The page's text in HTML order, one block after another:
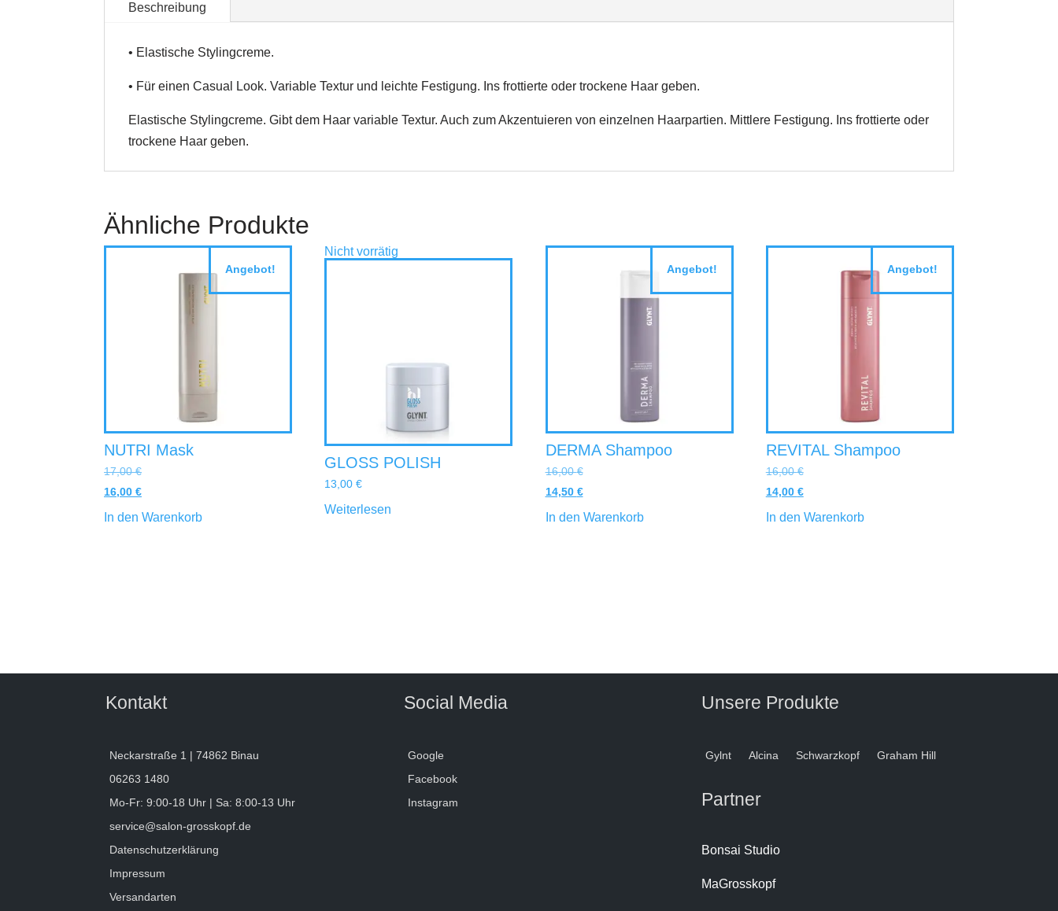
Beschreibung
• Elastische Stylingcreme.
• Für einen Casual Look. Variable Textur und leichte Festigung. Ins frottierte oder trockene Haar geben.
Elastische Stylingcreme. Gibt dem Haar variable Textur. Auch zum Akzentuieren von einzelnen Haarpartien. Mittlere Festigung. Ins frottierte oder
trockene Haar geben.
Ähnliche Produkte
Angebot!
NUTRI Mask
17,00€
16,00 €
In den Warenkorb
Nicht vorrätig
GLOSS POLISH
13,00€
Weiterlesen
Angebot!
DERMA Shampoo
16,00€
14,50 €
In den Warenkorb
Angebot!
REVITAL Shampoo
16,00€
14,00 €
In den Warenkorb
Kontakt
Neckarstraße 1 | 74862 Binau
06263 1480
Mo-Fr: 9:00-18 Uhr | Sa: 8:00-13 Uhr
service@salon-grosskopf.de
Datenschutzerklärung
Impressum
Versandarten
Social Media
Google
Facebook
Instagram
Unsere Produkte
Gylnt Alcina Schwarzkopf Graham Hill
Partner
Bonsai Studio
MaGrosskopf